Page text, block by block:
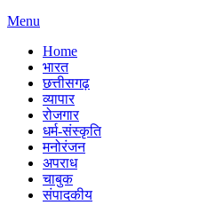
Menu
Home
भारत
छत्तीसगढ़
व्यापार
रोजगार
धर्म-संस्कृति
मनोरंजन
अपराध
चाबुक
संपादकीय